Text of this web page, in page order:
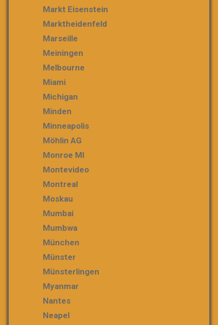
Markt Eisenstein
Marktheidenfeld
Marseille
Meiningen
Melbourne
Miami
Michigan
Minden
Minneapolis
Möhlin AG
Monroe MI
Montevideo
Montreal
Moskau
Mumbai
Mumbwa
München
Münster
Münsterlingen
Myanmar
Nantes
Neapel